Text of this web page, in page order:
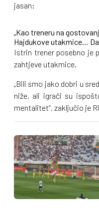
jasan:
„Kao treneru na
Hajdukove utakmice…
Istrin trener posebno je
zahtjeve utakmice.
„Bili smo jako dobri u
niže, ali igrači su
mentalitet“, zaključio je